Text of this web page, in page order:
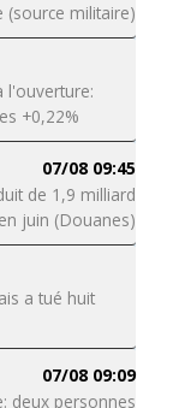
(source militaire)
l'ouverture:
+0,22%
07/08 09:45
de 1,9 milliard
juin (Douanes)
a tué huit
07/08 09:09
deux personnes